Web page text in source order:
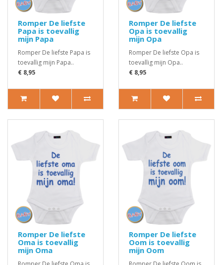
Romper De liefste
Papa is toevallig
mijn Papa
Romper De liefste Papa is
toevallig mijn Papa..
€ 8,95
Romper De liefste
Opa is toevallig
mijn Opa
Romper De liefste Opa is
toevallig mijn Opa..
€ 8,95
Romper De liefste
Oma is toevallig
mijn Oma
Romper De liefste
Oom is toevallig
mijn Oom